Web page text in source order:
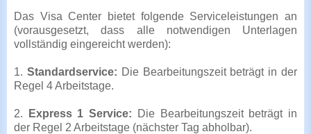
Das Visa Center bietet folgende Serviceleistungen an
(vorausgesetzt, dass alle notwendigen Unterlagen
vollständig eingereicht werden):
1. Standardservice: Die Bearbeitungszeit beträgt in der
Regel 4 Arbeitstage.
2. Express 1 Service: Die Bearbeitungszeit beträgt in
der Regel 2 Arbeitstage (nächster Tag abholbar).